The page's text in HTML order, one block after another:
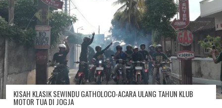
KISAH KLASIK SEWINDU GATHOLOCO-ACARA ULANG TAHUN KLUB
MOTOR TUA DI JOGJA